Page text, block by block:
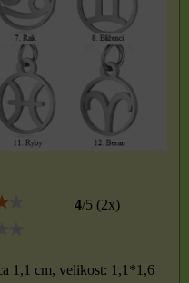
4/5 (2x)
1,1 cm, velikost: 1,1*1,6